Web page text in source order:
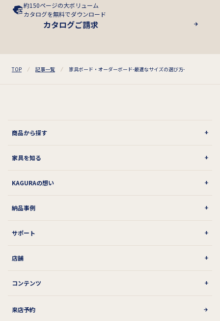
約150ページの大ボリューム
カタログを無料でダウンロード
カタログご請求
TOP 記事一覧 家具ボード・オーダーボード-最適なサイズの選び方-
商品から探す
家具を知る
KAGURAの想い
納品事例
サポート
店舗
コンテンツ
来店予約